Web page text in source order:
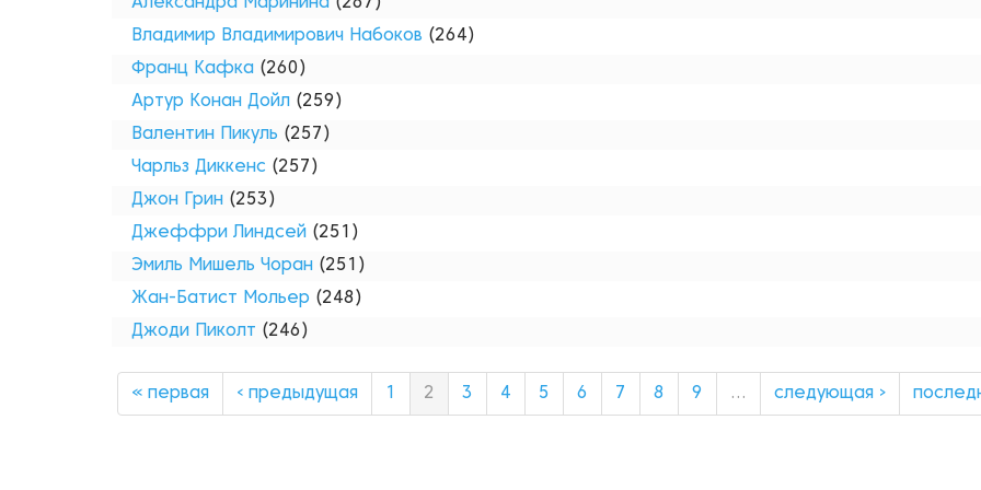
Александра Маринина (267)
Владимир Владимирович Набоков (264)
Франц Кафка (260)
Артур Конан Дойл (259)
Валентин Пикуль (257)
Чарльз Диккенс (257)
Джон Грин (253)
Джеффри Линдсей (251)
Эмиль Мишель Чоран (251)
Жан-Батист Мольер (248)
Джоди Пиколт (246)
« первая ‹ предыдущая 2 3 4 5 6 7 8 9 … следующая ›